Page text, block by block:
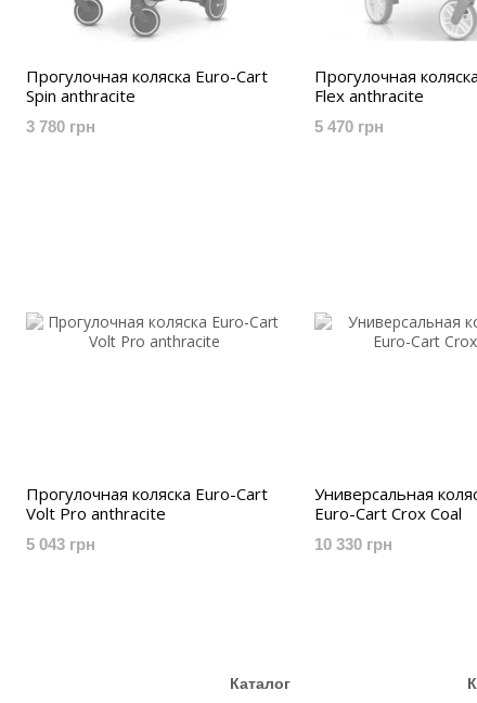
Прогулочная коляска Euro-Cart
Spin anthracite
3 780 грн
Прогулочная
Flex anthracite
5 470 грн
Прогулочная коляска Euro-Cart
Volt Pro anthracite
5 043 грн
Универсальная
Euro-Cart Crox Coal
10 330 грн
Каталог